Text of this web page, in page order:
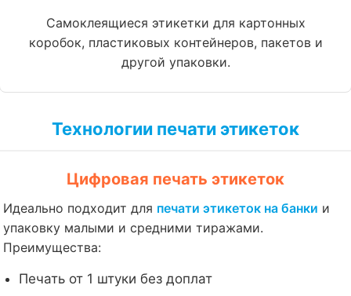
Самоклеящиеся этикетки для картонных
коробок, пластиковых контейнеров, пакетов и
другой упаковки.
Технологии печати этикеток
Цифровая печать этикеток
Идеально подходит для печати этикеток на банки и
упаковку малыми и средними тиражами.
Преимущества:
Печать от 1 штуки без доплат